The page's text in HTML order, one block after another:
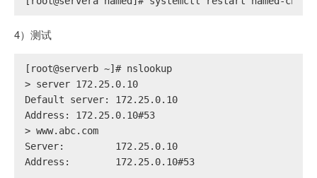
4）测试
[root@serverb ~]# nslookup
> server 172.25.0.10
Default server: 172.25.0.10
Address: 172.25.0.10#53
> www.abc.com
Server:		172.25.0.10
Address:	172.25.0.10#53